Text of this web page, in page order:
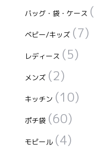
バッグ・袋・ケース
ベビー/キッズ (7)
レディース (5)
メンズ (2)
キッチン (10)
ポチ袋 (60)
モビール (4)